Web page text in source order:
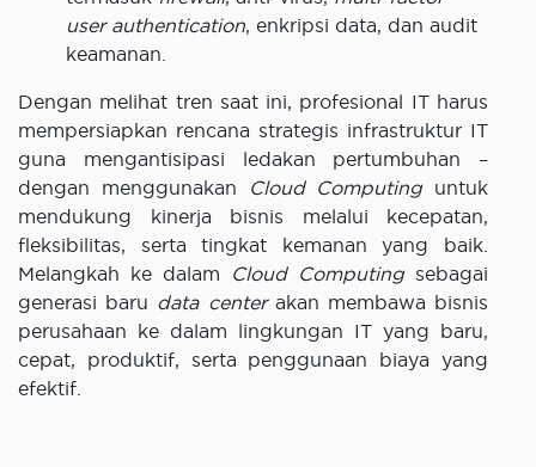
user authentication, enkripsi data, dan audit
keamanan.
Dengan melihat tren saat ini, profesional IT harus
mempersiapkan rencana strategis infrastruktur IT
guna mengantisipasi ledakan pertumbuhan –
dengan menggunakan
Cloud Computinguntuk
mendukung kinerja bisnis melalui kecepatan,
fleksibilitas, serta tingkat kemanan yang baik.
Melangkah ke dalam
Cloud Computingsebagai
generasi baru data centerakan membawa bisnis
perusahaan ke dalam lingkungan IT yang baru,
cepat, produktif, serta penggunaan biaya yang
efektif.